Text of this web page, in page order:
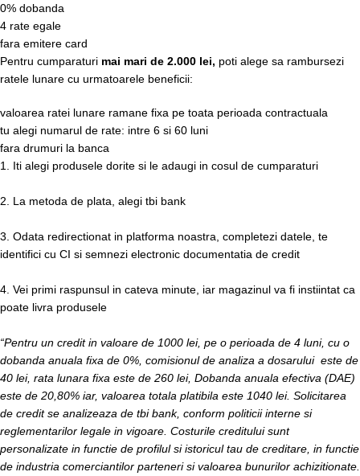
0% dobanda
4 rate egale
fara emitere card
Pentru cumparaturi mai mari de 2.000 lei, poti alege sa rambursezi
ratele lunare cu urmatoarele beneficii:
valoarea ratei lunare ramane fixa pe toata perioada contractuala
tu alegi numarul de rate: intre 6 si 60 luni
fara drumuri la banca
1. Iti alegi produsele dorite si le adaugi in cosul de cumparaturi
2. La metoda de plata, alegi tbi bank
3. Odata redirectionat in platforma noastra, completezi datele, te
identifici cu CI si semnezi electronic documentatia de credit
4. Vei primi raspunsul in cateva minute, iar magazinul va fi instiintat ca
poate livra produsele
“Pentru un credit in valoare de 1000 lei, pe o perioada de 4 luni, cu o
dobanda anuala fixa de 0%, comisionul de analiza a dosarului este de
40 lei, rata lunara fixa este de 260 lei, Dobanda anuala efectiva (DAE)
este de 20,80% iar, valoarea totala platibila este 1040 lei. Solicitarea
de credit se analizeaza de tbi bank, conform politicii interne si
reglementarilor legale in vigoare. Costurile creditului sunt
personalizate in functie de profilul si istoricul tau de creditare, in functie
de industria comerciantilor parteneri si valoarea bunurilor achizitionate.